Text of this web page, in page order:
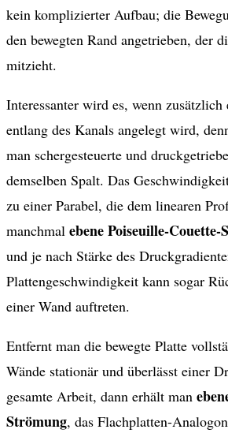
kein komplizierter Aufbau; die
den bewegten Rand angetrieben, der
mitzieht.
Interessanter wird es, wenn
entlang des Kanals angelegt wird,
man schergesteuerte und
demselben Spalt. Das
zu einer Parabel, die dem linearen
manchmal ebene Poiseuille-
und je nach Stärke des
Plattengeschwindigkeit kann sogar
einer Wand auftreten.
Entfernt man die bewegte Platte
Wände stationär und überlässt einer
gesamte Arbeit, dann erhält man
Strömung, das Flachplatten-